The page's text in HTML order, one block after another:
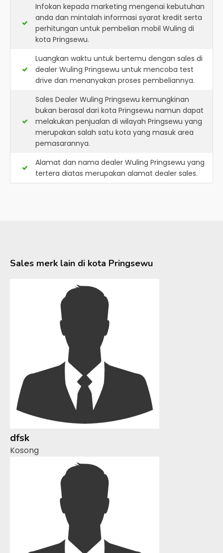
Infokan kepada marketing mengenai kebutuhan
anda dan mintalah informasi syarat kredit serta
perhitungan untuk pembelian mobil Wuling di
kota Pringsewu.
Luangkan waktu untuk bertemu dengan sales di
dealer Wuling Pringsewu untuk mencoba test
drive dan menanyakan proses pembeliannya.
Sales Dealer Wuling Pringsewu kemungkinan
bukan berasal dari kota Pringsewu namun dapat
melakukan penjualan di wilayah Pringsewu yang
merupakan salah satu kota yang masuk area
pemasarannya.
Alamat dan nama dealer Wuling Pringsewu yang
tertera diatas merupakan alamat dealer sales.
Sales merk lain di kota Pringsewu
dfsk
Kosong